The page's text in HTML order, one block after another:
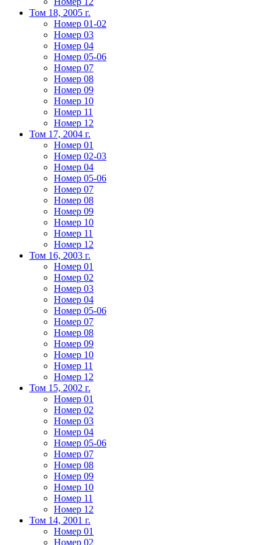
Том 18, 2005 г.
Номер 01-02
Номер 03
Номер 04
Номер 05-06
Номер 07
Номер 08
Номер 09
Номер 10
Номер 11
Номер 12
Том 17, 2004 г.
Номер 01
Номер 02-03
Номер 04
Номер 05-06
Номер 07
Номер 08
Номер 09
Номер 10
Номер 11
Номер 12
Том 16, 2003 г.
Номер 01
Номер 02
Номер 03
Номер 04
Номер 05-06
Номер 07
Номер 08
Номер 09
Номер 10
Номер 11
Номер 12
Том 15, 2002 г.
Номер 01
Номер 02
Номер 03
Номер 04
Номер 05-06
Номер 07
Номер 08
Номер 09
Номер 10
Номер 11
Номер 12
Том 14, 2001 г.
Номер 01
Номер 02